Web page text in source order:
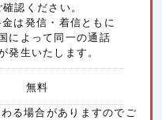
確認ください。
は発信・着信ともに
によって同一の通話
発生いたします。
無料
る場合がありますのでご